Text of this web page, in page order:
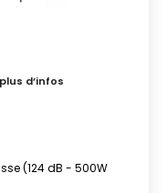
(124 dB - 500W